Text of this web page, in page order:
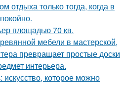
отдыха только тогда, когда в
площадью 70 кв.
мебели в мастерской,
превращает простые доски
интерьера.
искусство, которое можно